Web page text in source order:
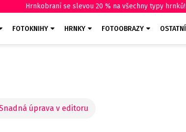
Hrnkobraní se slevou 20 % na všechny typy hrnků!
FOTOKNIHY HRNKY FOTOOBRAZY OSTATNÍ